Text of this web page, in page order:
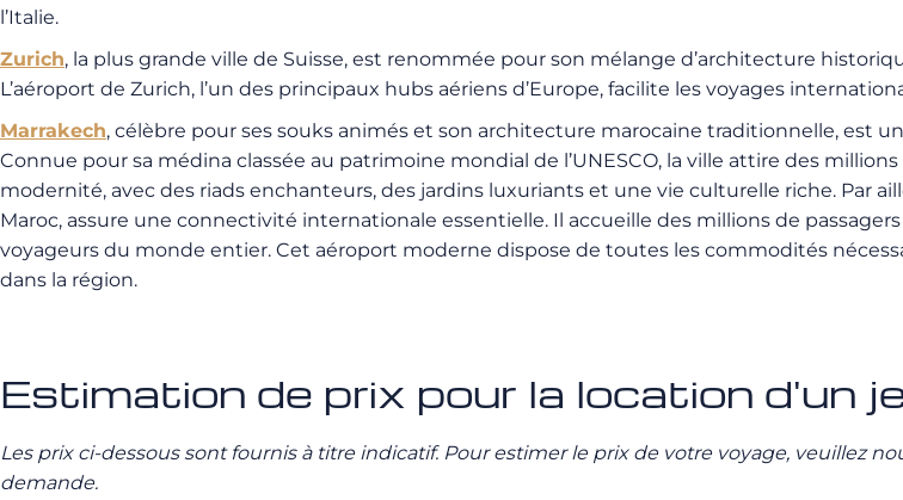
l’Italie.
Zurich, la plus grande ville de Suisse, est renommée pour son mélange d’architecture
L’aéroport de Zurich, l’un des principaux hubs aériens d’Europe, facilite les voyages
Marrakech, célèbre pour ses souks animés et son architecture marocaine traditionnelle, est
Connue pour sa médina classée au patrimoine mondial de l’UNESCO, la ville attire des
modernité, avec des riads enchanteurs, des jardins luxuriants et une vie culturelle riche. Par
Maroc, assure une connectivité internationale essentielle. Il accueille des millions de
voyageurs du monde entier. Cet aéroport moderne dispose de toutes les commodités
dans la région.
Estimation de prix pour la location d'un
Les prix ci-dessous sont fournis à titre indicatif. Pour estimer le prix de votre voyage, veuillez
demande.